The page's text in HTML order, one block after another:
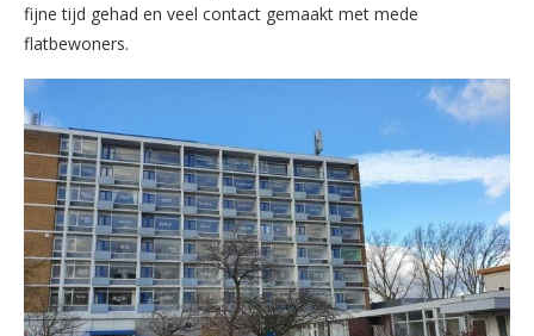
fijne tijd gehad en veel contact gemaakt met mede
flatbewoners.